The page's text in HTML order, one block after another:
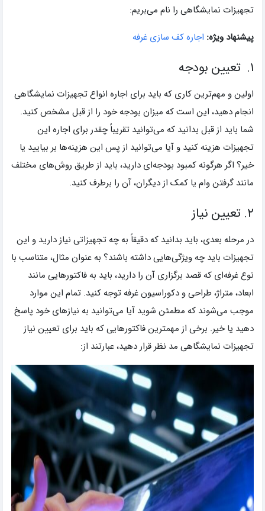
تجهیزات نمایشگاهی را نام می‌بریم:
پیشنهاد ویژه: اجاره کف سازی غرفه
۱. تعیین بودجه
اولین و مهم‌ترین کاری که باید برای اجاره انواع تجهیزات نمایشگاهی
انجام دهید، این است که میزان بودجه خود را از قبل مشخص کنید.
شما باید از قبل بدانید که می‌توانید تقریباً چقدر برای اجاره این
تجهیزات هزینه کنید و آیا می‌توانید از پس این هزینه‌ها بر بیایید یا
خیر؟ اگر هرگونه کمبود بودجه‌ای دارید، باید از طریق روش‌های مختلف
مانند گرفتن وام یا کمک از دیگران، آن را برطرف کنید.
۲. تعیین نیاز
در مرحله بعدی، باید بدانید که دقیقاً به چه تجهیزاتی نیاز دارید و این
تجهیزات باید چه ویژگی‌هایی داشته باشند؟ به عنوان مثال، متناسب با
نوع غرفه‌ای که قصد برگزاری آن را دارید، باید به فاکتورهایی مانند
ابعاد، متراژ، طراحی و دکوراسیون غرفه توجه کنید. تمام این موارد
موجب می‌شوند که مطمئن شوید آیا می‌توانید به نیازهای خود پاسخ
دهید یا خیر. برخی از مهمترین فاکتورهایی که باید برای تعیین نیاز
تجهیزات نمایشگاهی مد نظر قرار دهید، عبارتند از: